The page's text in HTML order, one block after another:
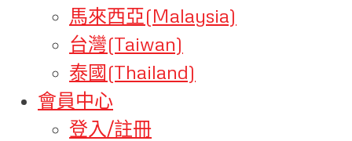
馬來西亞(Malaysia)
台灣(Taiwan)
泰國(Thailand)
會員中心
登入/註冊